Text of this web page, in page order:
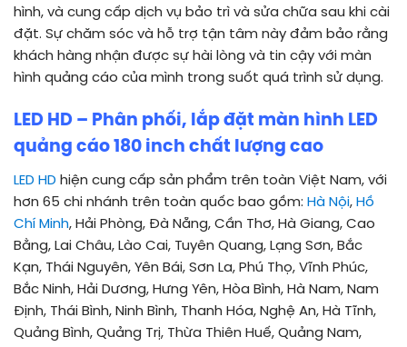
hình, và cung cấp dịch vụ bảo trì và sửa chữa sau khi cài
đặt. Sự chăm sóc và hỗ trợ tận tâm này đảm bảo rằng
khách hàng nhận được sự hài lòng và tin cậy với màn
hình quảng cáo của mình trong suốt quá trình sử dụng.
LED HD – Phân phối, lắp đặt màn hình LED
quảng cáo 180 inch chất lượng cao
LED HD hiện cung cấp sản phẩm trên toàn Việt Nam, với
hơn 65 chi nhánh trên toàn quốc bao gồm: Hà Nội, Hồ
Chí Minh, Hải Phòng, Đà Nẵng, Cần Thơ, Hà Giang, Cao
Bằng, Lai Châu, Lào Cai, Tuyên Quang, Lạng Sơn, Bắc
Kạn, Thái Nguyên, Yên Bái, Sơn La, Phú Thọ, Vĩnh Phúc,
Bắc Ninh, Hải Dương, Hưng Yên, Hòa Bình, Hà Nam, Nam
Định, Thái Bình, Ninh Bình, Thanh Hóa, Nghệ An, Hà Tĩnh,
Quảng Bình, Quảng Trị, Thừa Thiên Huế, Quảng Nam,